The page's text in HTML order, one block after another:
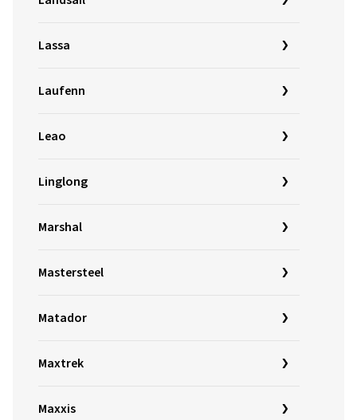
Lassa
Laufenn
Leao
Linglong
Marshal
Mastersteel
Matador
Maxtrek
Maxxis